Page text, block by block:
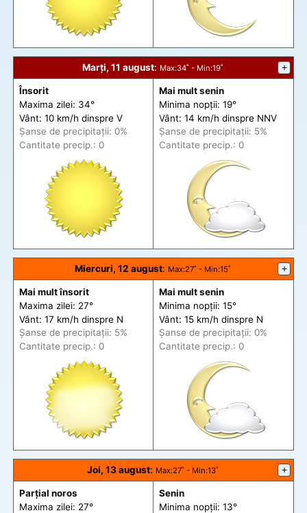
Marți, 11 august: Max:34˚ - Min:19˚ +
Însorit
Maxima zilei: 34°
Vânt: 10 km/h dinspre V
Șanse de precipitații: 0%
Cantitate precip.: 0
Mai mult senin
Minima nopții: 19°
Vânt: 14 km/h dinspre NNV
Șanse de precipitații: 5%
Cantitate precip.: 0
Miercuri, 12 august: Max:27˚ - Min:15˚ +
Mai mult însorit
Maxima zilei: 27°
Vânt: 17 km/h dinspre N
Șanse de precipitații: 5%
Cantitate precip.: 0
Mai mult senin
Minima nopții: 15°
Vânt: 15 km/h dinspre N
Șanse de precipitații: 0%
Cantitate precip.: 0
Joi, 13 august: Max:27˚ - Min:13˚ +
Parțial noros
Maxima zilei: 27°
Senin
Minima nopții: 13°